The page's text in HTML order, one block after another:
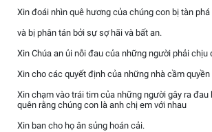
Xin đoái nhìn quê hương của chúng con bị tàn
và bị phân tán bởi sự sợ hãi và bất an.
Xin Chúa an ủi nỗi đau của những người phải chịu
Xin cho các quyết định của những nhà cầm
Xin chạm vào trái tim của những người gây ra
quên rằng chúng con là anh chị em với nhau
Xin ban cho họ ân sủng hoán cải.